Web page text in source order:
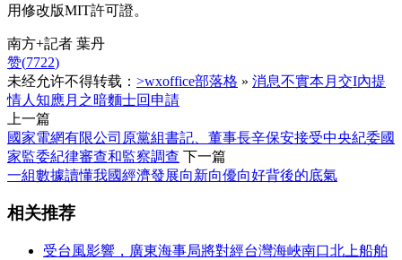
用修改版MIT許可證。
南方+記者 葉丹
赞(7722)
未经允许不得转载： >wxoffice部落格 » 消息不實本月交I內提
情人知應月之暗麵士回申請
上一篇
國家電網有限公司原黨組書記、董事長辛保安接受中央紀委國
家監委紀律審查和監察調查 下一篇
一組數據讀懂我國經濟發展向新向優向好背後的底氣
相关推荐
受台風影響，廣東海事局將對經台灣海峽南口北上船舶